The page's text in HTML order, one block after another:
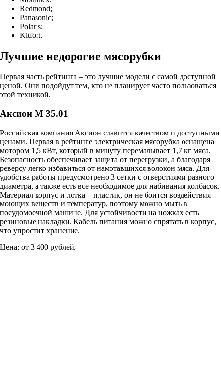
Redmond;
Panasonic;
Polaris;
Kitfort.
Лучшие недорогие мясорубки
Первая часть рейтинга – это лучшие модели с самой доступной
ценой. Они подойдут тем, кто не планирует часто пользоваться
этой техникой.
Аксион М 35.01
Российская компания Аксион славится качеством и доступными
ценами. Первая в рейтинге электрическая мясорубка оснащена
мотором 1,5 кВт, который в минуту перемалывает 1,7 кг мяса.
Безопасность обеспечивает защита от перегрузки, а благодаря
реверсу легко избавиться от намотавшихся волокон мяса. Для
удобства работы предусмотрено 3 сетки с отверстиями разного
диаметра, а также есть все необходимое для набивания колбасок.
Материал корпус и лотка – пластик, он не боится воздействия
моющих веществ и температур, поэтому можно мыть в
посудомоечной машине. Для устойчивости на ножках есть
резиновые накладки. Кабель питания можно спрятать в корпус,
что упростит хранение.
Цена: от 3 400 рублей.